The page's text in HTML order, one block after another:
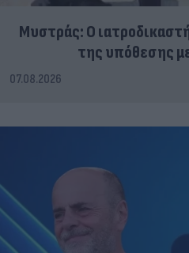
Μυστράς: Ο
της υπόθεσης
07.08.2026